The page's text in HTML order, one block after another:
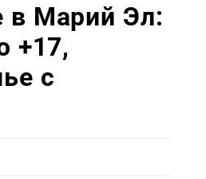
в Марий Эл:
+17,
с